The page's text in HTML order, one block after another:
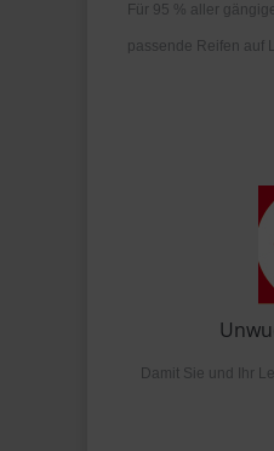
Für 95 % aller
passende Reifen auf
Damit Sie und Ihr